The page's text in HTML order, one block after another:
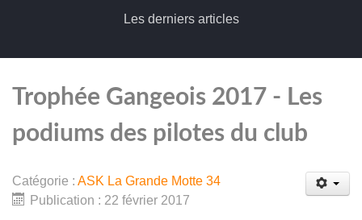
Les derniers articles
Trophée Gangeois 2017 - Les
podiums des pilotes du club
Catégorie : ASK La Grande Motte 34
Publication : 22 février 2017